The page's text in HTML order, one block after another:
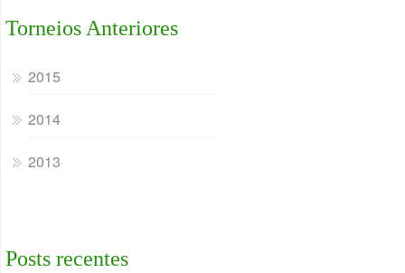
Torneios Anteriores
2015
2014
2013
Posts recentes